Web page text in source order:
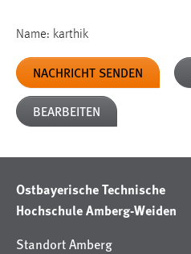
Name: karthik
NACHRICHT SENDEN
BEARBEITEN
Ostbayerische Technische
Hochschule Amberg-Weiden
Standort Amberg
Name:
site-language-preference
Zweck:
30 Tage
Chat